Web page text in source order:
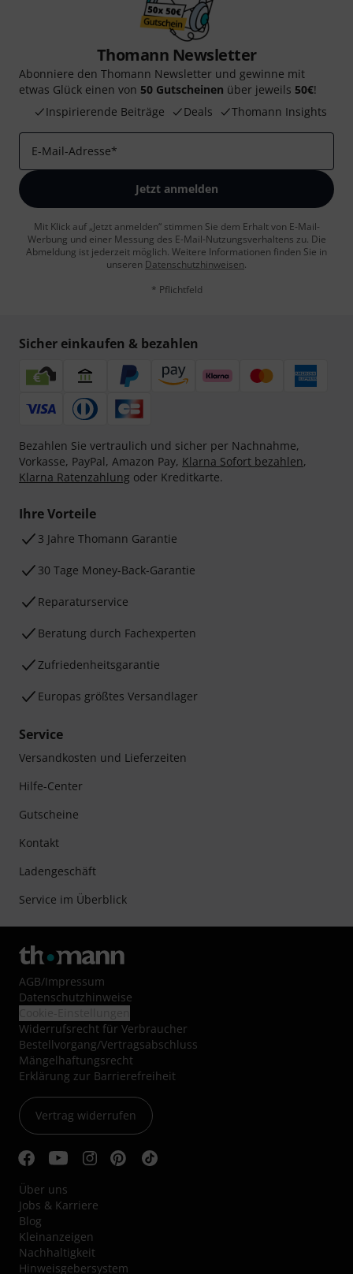
Thomann Newsletter
Abonniere den Thomann Newsletter und gewinne mit
etwas Glück einen von 50 Gutscheinen über jeweils 50€!
Inspirierende Beiträge
Deals Thomann Insights
E-Mail-Adresse*
Jetzt anmelden
Mit Klick auf „Jetzt anmelden“ stimmen Sie dem Erhalt von E-Mail-
Werbung und einer Messung des E-Mail-Nutzungsverhaltens zu. Die
Abmeldung ist jederzeit möglich. Weitere Informationen finden Sie in
unseren Datenschutzhinweisen.
* Pflichtfeld
Sicher einkaufen & bezahlen
Bezahlen Sie vertraulich und sicher per Nachnahme,
Vorkasse, PayPal, Amazon Pay, Klarna Sofort bezahlen,
Klarna Ratenzahlung oder Kreditkarte.
Ihre Vorteile
3 Jahre Thomann Garantie
30 Tage Money-Back-Garantie
Reparaturservice
Beratung durch Fachexperten
Zufriedenheitsgarantie
Europas größtes Versandlager
Service
Versandkosten und Lieferzeiten
Hilfe-Center
Gutscheine
Kontakt
Ladengeschäft
Service im Überblick
AGB/Impressum
Datenschutzhinweise
Widerrufsrecht für Verbraucher
Bestellvorgang/Vertragsabschluss
Mängelhaftungsrecht
Erklärung zur Barrierefreiheit
Vertrag widerrufen
Über uns
Jobs & Karriere
Blog
Kleinanzeigen
Nachhaltigkeit
Hinweisgebersystem